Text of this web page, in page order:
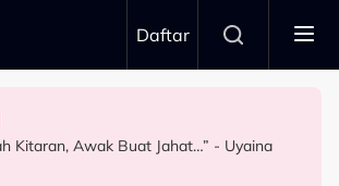
Daftar
Klinik, Syasya Rizal Terkejut Dikenali
Kitaran, Awak Buat Jahat…” - Uyaina
Saksi Air Mata Isteri Gugur Tiap Kali
Tentang Zuriat - “Aku Tak Kuat Tapi…”
Foto Syed Saddiq, Tapi Lain Pula
- “Mata Aku Terperasan Sesuatu…”